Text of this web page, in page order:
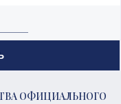
ОФИЦИАЛЬНОГО